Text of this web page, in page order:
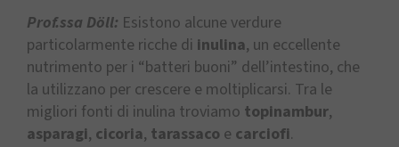
Prof.ssa Döll: Esistono alcune verdure
particolarmente ricche di inulina, un eccellente
nutrimento per i “batteri buoni” dell’intestino, che
la utilizzano per crescere e moltiplicarsi. Tra le
migliori fonti di inulina troviamo topinambur,
asparagi, cicoria, tarassaco e carciofi.